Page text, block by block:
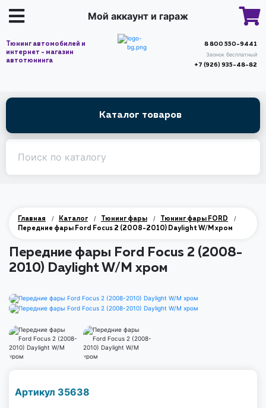
Мой аккаунт и гараж
Тюнинг автомобилей и
интернет - магазин
автотюнинга
8 800 550-9441
Звонок бесплатный
+7 (926) 935-48-82
Каталог товаров
Главная / Каталог / Тюнинг фары / Тюнинг фары FORD /
Передние фары Ford Focus 2 (2008-2010) Daylight W/M хром
Передние фары Ford Focus 2 (2008-
2010) Daylight W/M хром
Артикул 35638